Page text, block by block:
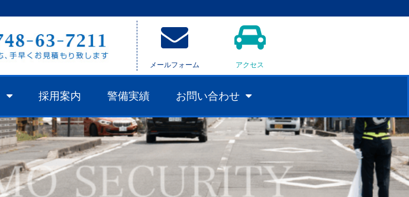
メールフォーム アクセス
採用案内 警備実績 お問い合わせ